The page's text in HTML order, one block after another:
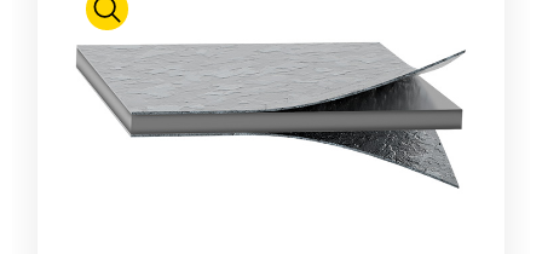
FAN SHOPTélécharger la brochure